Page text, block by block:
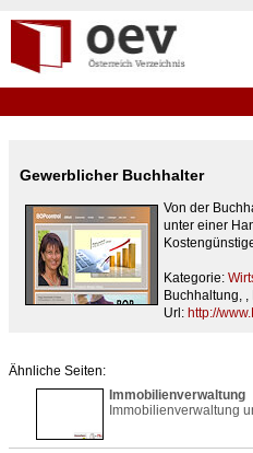
Gewerblicher Buchhalter
Von der
unter einer
Kategorie:
Buchhaltung,
Url: http://
Ähnliche Seiten:
Immobilienverwaltung
Immobilienverwaltung